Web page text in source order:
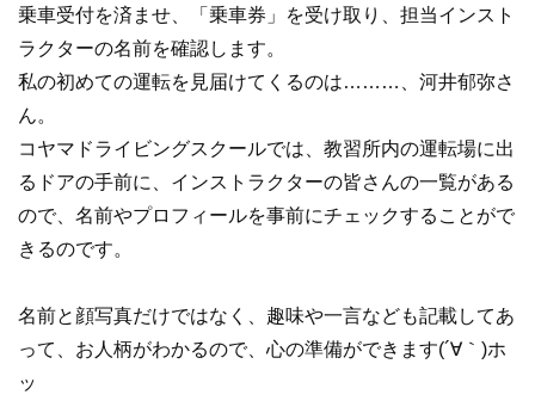
乗車受付を済ませ、「乗車券」を受け取り、担当インスト
ラクターの名前を確認します。
私の初めての運転を見届けてくるのは………、河井郁弥さ
ん。
コヤマドライビングスクールでは、教習所内の運転場に出
るドアの手前に、インストラクターの皆さんの一覧がある
ので、名前やプロフィールを事前にチェックすることがで
きるのです。
名前と顔写真だけではなく、趣味や一言なども記載してあ
って、お人柄がわかるので、心の準備ができます(´∀｀)ホ
ッ